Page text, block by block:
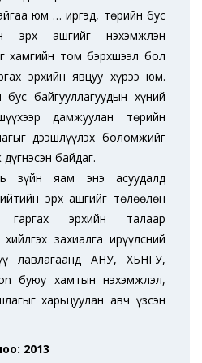
юм … иргэд, төрийн бус
эрх ашгийг нэхэмжлэн
хамгийн том бэрхшээл бол
эрхийн явцуу хүрээ юм.
байгууллагуудын хүний
дамжуулан төрийн
дээшлүүлэх боломжийг
байдаг.
зүйн яам энэ асуудалд
эрх ашгийг төлөөлөн
гаргах эрхийн талаар
захиалга ирүүлсний
лавлагаанд АНУ, ХБНГУ,
буюу хамтын нэхэмжлэл,
харьцуулан авч үзсэн
2013